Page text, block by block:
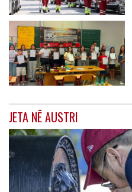
JETA NË AUSTRI